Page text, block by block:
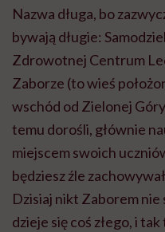
Nazwa długa, bo
bywają długie:
Zdrowotnej Centrum
Zaborze (to wieś
wschód od Zielonej
temu dorośli, głównie
miejscem swoich
będziesz źle
Dzisiaj nikt Zaborem nie
dzieje się coś złego, i